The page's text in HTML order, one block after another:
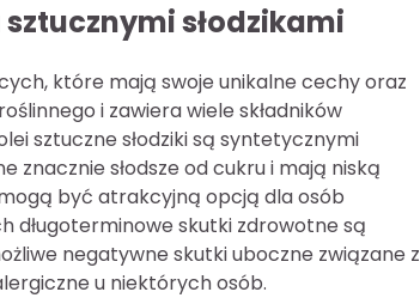
słodzikami
które mają swoje unikalne cechy oraz
i zawiera wiele składników
sztuczne słodziki są syntetycznymi
słodsze od cukru i mają niską
być atrakcyjną opcją dla osób
długoterminowe skutki zdrowotne są
negatywne skutki uboczne związane z
u niektórych osób.